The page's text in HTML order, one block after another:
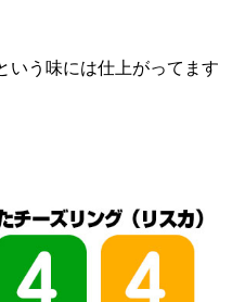
いう味には仕上がってます